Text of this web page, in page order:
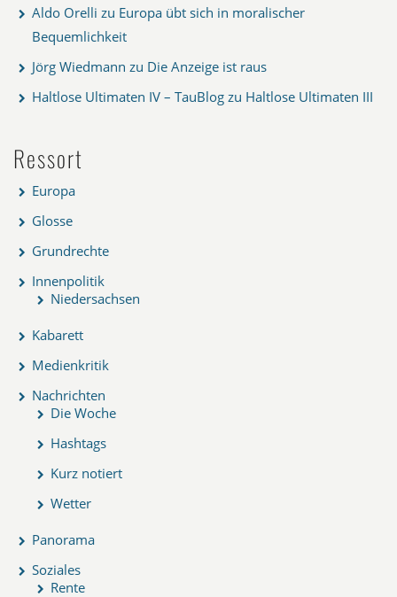
Aldo Orelli zu Europa übt sich in moralischer
Bequemlichkeit
Jörg Wiedmann zu Die Anzeige ist raus
Haltlose Ultimaten IV – TauBlog zu Haltlose Ultimaten III
Ressort
Europa
Glosse
Grundrechte
Innenpolitik
Niedersachsen
Kabarett
Medienkritik
Nachrichten
Die Woche
Hashtags
Kurz notiert
Wetter
Panorama
Soziales
Rente